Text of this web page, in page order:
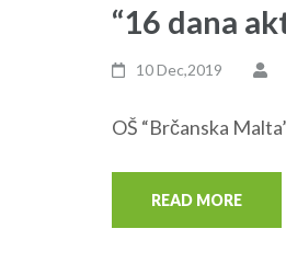
“16 dana
10 Dec,2019
OŠ “Brčanska
READ MORE